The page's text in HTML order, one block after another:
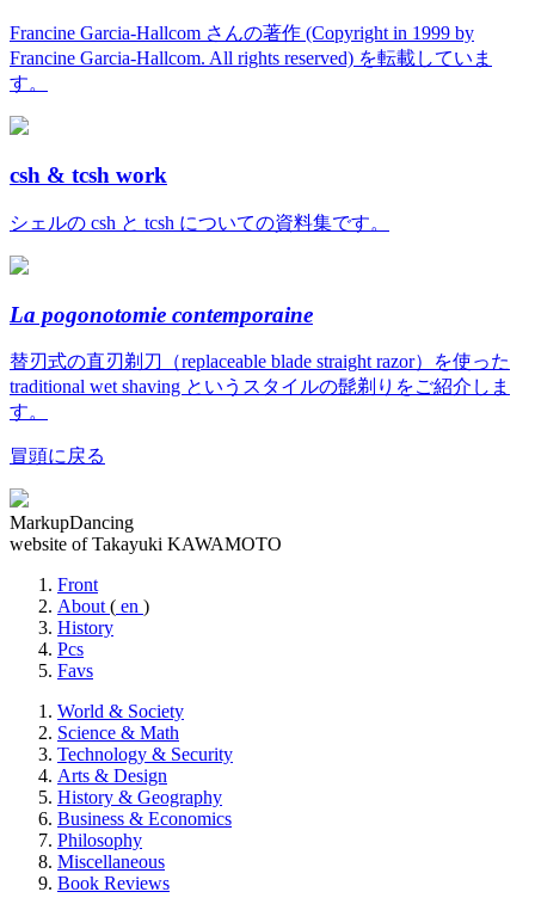
Francine Garcia-Hallcom さんの著作 (Copyright in 1999 by
Francine Garcia-Hallcom. All rights reserved) を転載していま
す。
csh & tcsh work
シェルの csh と tcsh についての資料集です。
La pogonotomie contemporaine
替刃式の直刃剃刀（replaceable blade straight razor）を使った
traditional wet shaving というスタイルの髭剃りをご紹介しま
す。
冒頭に戻る
MarkupDancing
website of Takayuki KAWAMOTO
Front
About ( en )
History
Pcs
Favs
World & Society
Science & Math
Technology & Security
Arts & Design
History & Geography
Business & Economics
Philosophy
Miscellaneous
Book Reviews